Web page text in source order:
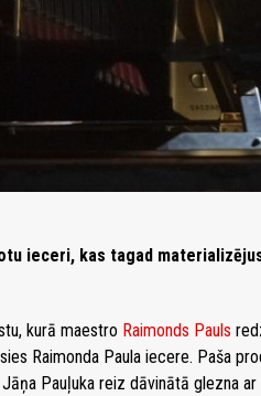
ieceri, kas tagad
kurā maestro Raimonds Pauls
Raimonda Paula iecere. Paša
Pauļuka reiz dāvinātā glezna